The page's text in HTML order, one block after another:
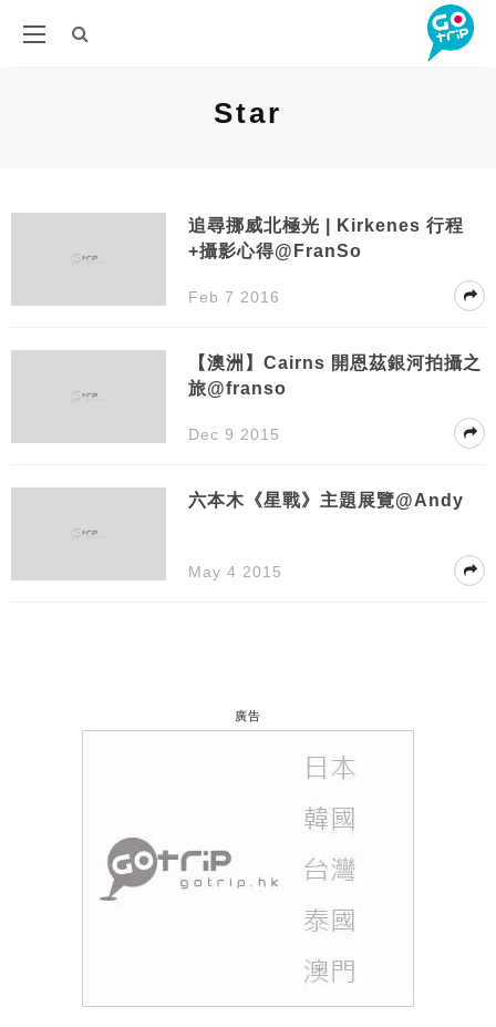
Star
追尋挪威北極光 | Kirkenes 行程
+攝影心得@FranSo
Feb 7 2016
【澳洲】Cairns 開恩茲銀河拍攝之
旅@franso
Dec 9 2015
六本木《星戰》主題展覽@Andy
May 4 2015
廣告